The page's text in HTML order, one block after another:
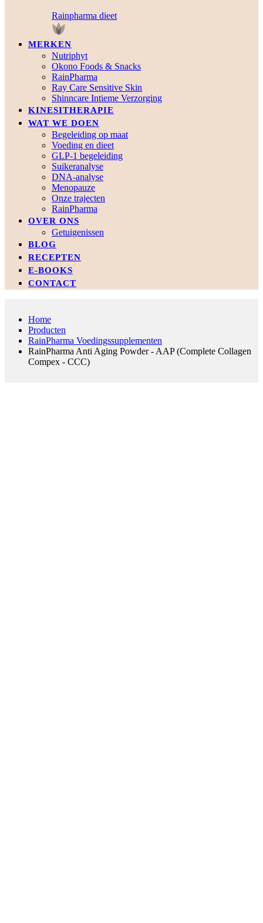
Rainpharma dieet
MERKEN
Nutriphyt
Okono Foods & Snacks
RainPharma
Ray Care Sensitive Skin
Shinncare Intieme Verzorging
KINESITHERAPIE
WAT WE DOEN
Begeleiding op maat
Voeding en dieet
GLP-1 begeleiding
Suikeranalyse
DNA-analyse
Menopauze
Onze trajecten
RainPharma
OVER ONS
Getuigenissen
BLOG
RECEPTEN
E-BOOKS
CONTACT
Home
Producten
RainPharma Voedingssupplementen
RainPharma Anti Aging Powder - AAP (Complete Collagen
Compex - CCC)